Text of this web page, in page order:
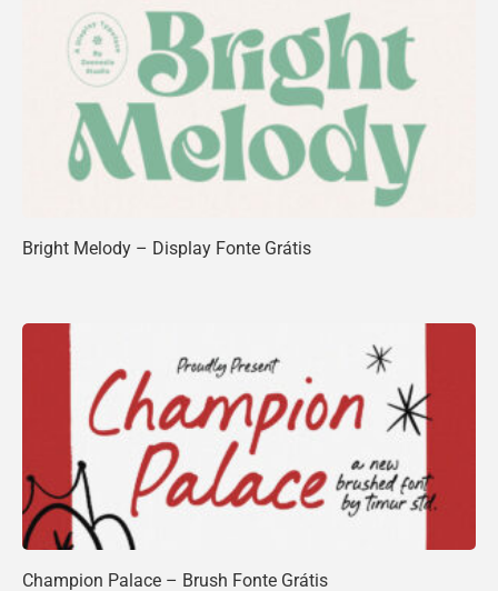
Bright Melody – Display Fonte Grátis
Champion Palace – Brush Fonte Grátis